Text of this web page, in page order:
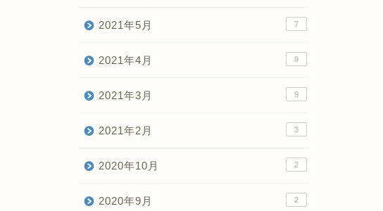
2021年5月 7
2021年4月 9
2021年3月 9
2021年2月 3
2020年10月 2
2020年9月 2